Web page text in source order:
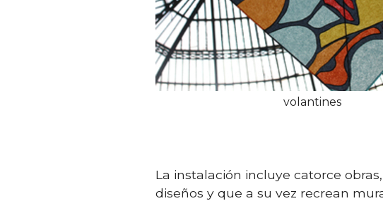
volantines
La instalación incluye catorce
diseños y que a su vez recrean